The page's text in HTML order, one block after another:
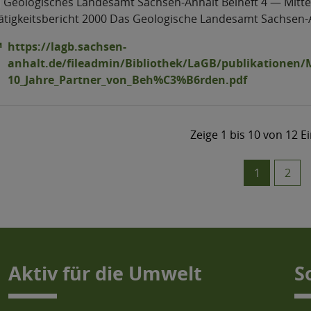
Aktiv für die Umwelt